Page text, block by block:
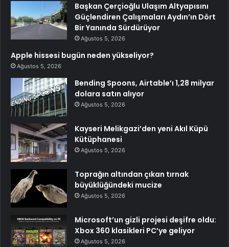
Başkan Çerçioğlu Ulaşım Altyapısını
Güçlendiren Çalışmaları Aydın’ın Dört
Bir Yanında Sürdürüyor
Ağustos 5, 2026
Apple hissesi bugün neden yükseliyor?
Ağustos 5, 2026
Bending Spoons, Airtable’ı 1,28 milyar
dolara satın alıyor
Ağustos 5, 2026
Kayseri Melikgazi’den yeni Akıl Küpü
Kütüphanesi
Ağustos 5, 2026
Toprağın altından çıkan tırnak
büyüklüğündeki mucize
Ağustos 5, 2026
Microsoft’un gizli projesi deşifre oldu:
Xbox 360 klasikleri PC’ye geliyor
Ağustos 5, 2026